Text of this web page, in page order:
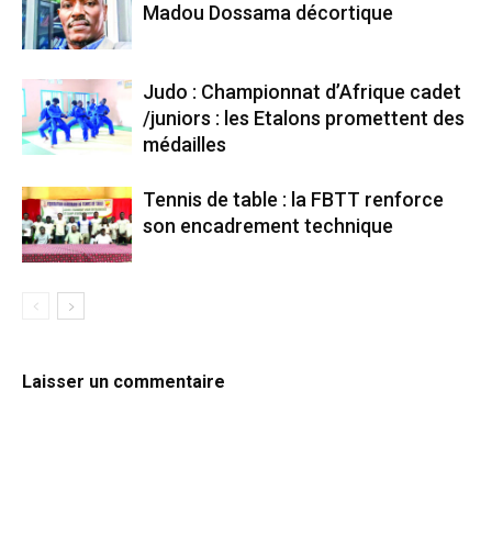
Madou Dossama décortique
Judo : Championnat d’Afrique cadet
/juniors : les Etalons promettent des
médailles
Tennis de table : la FBTT renforce
son encadrement technique
Laisser un commentaire